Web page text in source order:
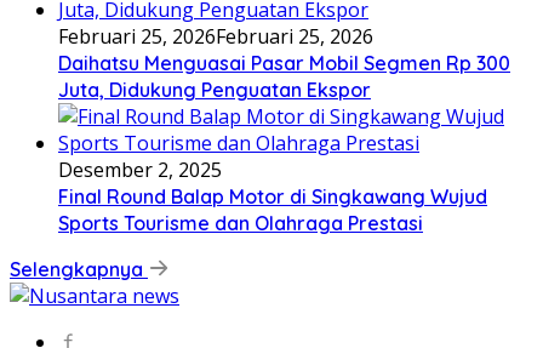
Februari 25, 2026Februari 25, 2026
Daihatsu Menguasai Pasar Mobil Segmen Rp 300
Juta, Didukung Penguatan Ekspor
Desember 2, 2025
Final Round Balap Motor di Singkawang Wujud
Sports Tourisme dan Olahraga Prestasi
Selengkapnya